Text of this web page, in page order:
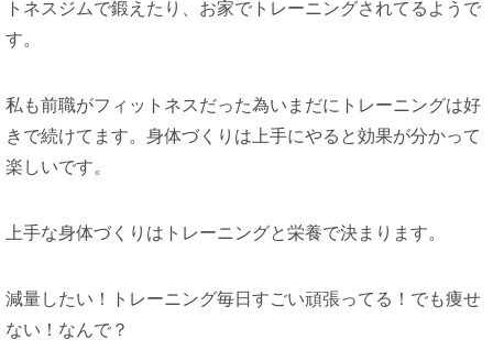
トネスジムで鍛えたり、お家でトレーニングされてるようで
す。
私も前職がフィットネスだった為いまだにトレーニングは好
きで続けてます。身体づくりは上手にやると効果が分かって
楽しいです。
上手な身体づくりはトレーニングと栄養で決まります。
減量したい！トレーニング毎日すごい頑張ってる！でも痩せ
ない！なんで？